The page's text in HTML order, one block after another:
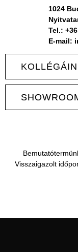
1024
Tel.:
E-mail:
Visszaigazolt